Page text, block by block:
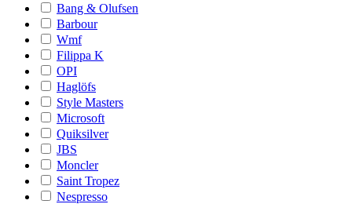
Bang & Olufsen
Barbour
Wmf
Filippa K
OPI
Haglöfs
Style Masters
Microsoft
Quiksilver
JBS
Moncler
Saint Tropez
Nespresso